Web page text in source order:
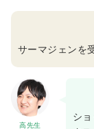
サーマジェンを
高先生
シ